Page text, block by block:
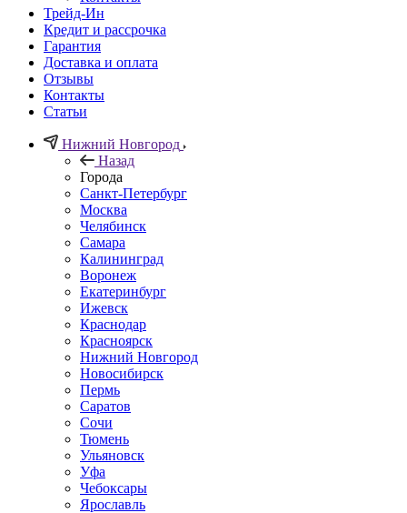
Трейд-Ин
Кредит и рассрочка
Гарантия
Доставка и оплата
Отзывы
Контакты
Статьи
Нижний Новгород
Назад
Города
Санкт-Петербург
Москва
Челябинск
Самара
Калининград
Воронеж
Екатеринбург
Ижевск
Краснодар
Красноярск
Нижний Новгород
Новосибирск
Пермь
Саратов
Сочи
Тюмень
Ульяновск
Уфа
Чебоксары
Ярославль